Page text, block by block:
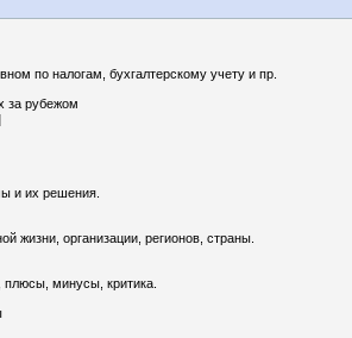
по налогам, бухгалтерскому учету и пр.
за рубежом
и их решения.
жизни, организации, регионов, страны.
плюсы, минусы, критика.